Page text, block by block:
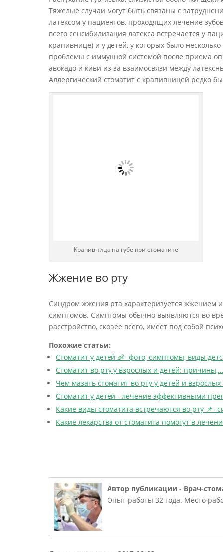
Тяжелые случаи могут быть связаны с
латексом у пациентов, проходящих лечение
всего сенсибилизация латекса встречается у
крапивнице) и у детей, у которых было
проблемы с иммунной системой после приема
авокадо и киви из-за взаимосвязи между
Аллергический стоматит с крапивницей редко
Крапивница на губе при стоматите
Жжение во рту
Синдром жжения рта характеризуется жжением
симптомов. Симптомы обычно выявляются во
расстройство, скорее всего, имеет под собой
Похожие статьи:
Стоматит у детей 👶- фото, симптомы, виды
Стоматит во рту у взрослых и детей: причины,…
Чем мазать стоматит во рту у детей и
Стоматит у детей - лечение эффективными
Какие виды стоматита встречаются во рту 📌-
Какие лекарства от стоматита помогут в
Автор публикации - Врач-
Опыт работы 32 года. Место